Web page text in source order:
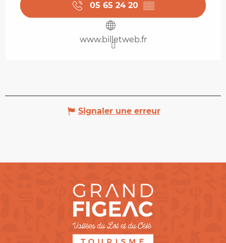
05 65 24 20 ▒▒
www.billetweb.fr
Signaler une erreur